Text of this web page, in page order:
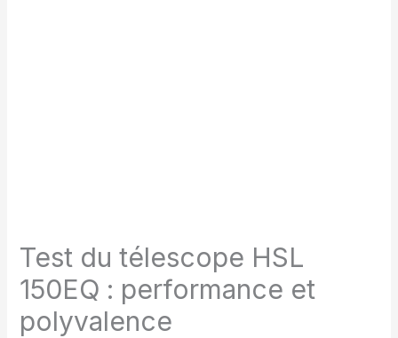
Test du télescope HSL
150EQ : performance et
polyvalence